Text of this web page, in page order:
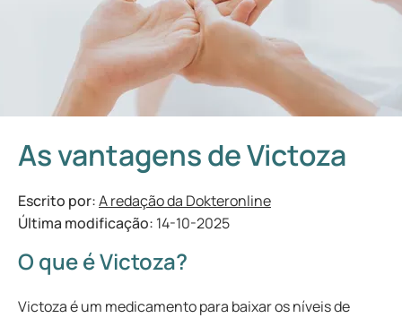
As vantagens de Victoza
Escrito por:A redação da Dokteronline
Última modificação: 14-10-2025
O que é Victoza?
Victoza é um medicamento para baixar os níveis de